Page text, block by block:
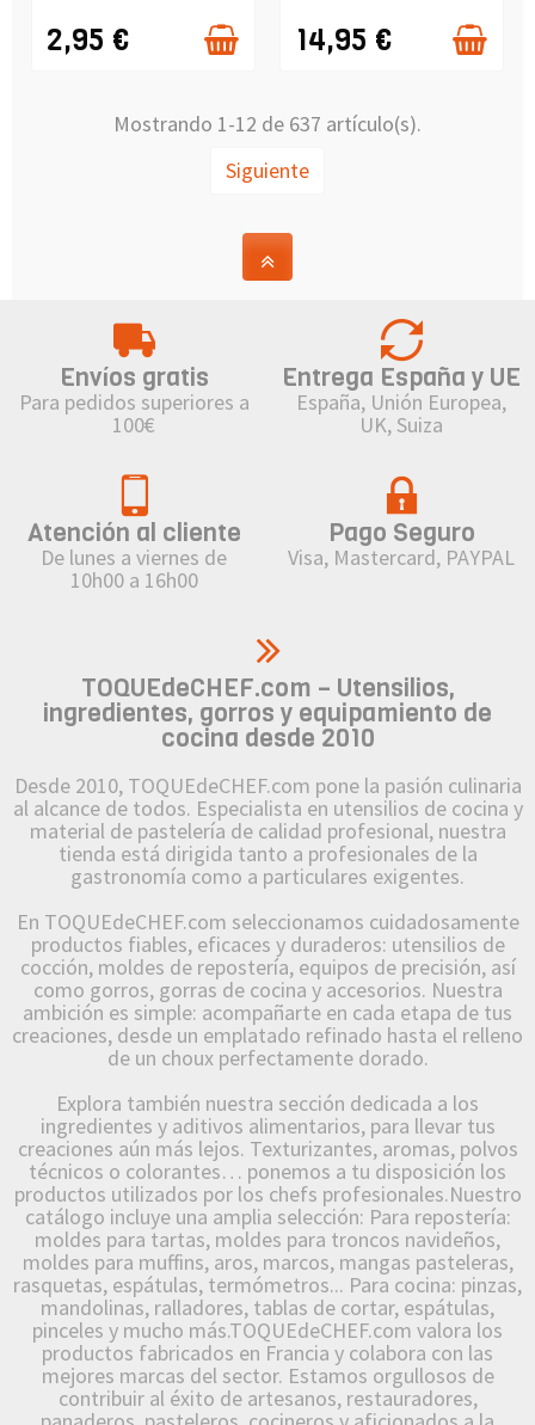
2,95 € 14,95 €
Mostrando 1-12 de 637 artículo(s).
Siguiente
Envíos gratis
Para pedidos superiores a
100€
Entrega España y UE
España, Unión Europea,
UK, Suiza
Atención al cliente
De lunes a viernes de
10h00 a 16h00
Pago Seguro
Visa, Mastercard, PAYPAL
TOQUEdeCHEF.com – Utensilios,
ingredientes, gorros y equipamiento de
cocina desde 2010
Desde 2010, TOQUEdeCHEF.com pone la pasión culinaria
al alcance de todos. Especialista en utensilios de cocina y
material de pastelería de calidad profesional, nuestra
tienda está dirigida tanto a profesionales de la
gastronomía como a particulares exigentes.
En TOQUEdeCHEF.com seleccionamos cuidadosamente
productos fiables, eficaces y duraderos: utensilios de
cocción, moldes de repostería, equipos de precisión, así
como gorros, gorras de cocina y accesorios. Nuestra
ambición es simple: acompañarte en cada etapa de tus
creaciones, desde un emplatado refinado hasta el relleno
de un choux perfectamente dorado.
Explora también nuestra sección dedicada a los
ingredientes y aditivos alimentarios, para llevar tus
creaciones aún más lejos. Texturizantes, aromas, polvos
técnicos o colorantes… ponemos a tu disposición los
productos utilizados por los chefs profesionales.Nuestro
catálogo incluye una amplia selección: Para repostería:
moldes para tartas, moldes para troncos navideños,
moldes para muffins, aros, marcos, mangas pasteleras,
rasquetas, espátulas, termómetros... Para cocina: pinzas,
mandolinas, ralladores, tablas de cortar, espátulas,
pinceles y mucho más.TOQUEdeCHEF.com valora los
productos fabricados en Francia y colabora con las
mejores marcas del sector. Estamos orgullosos de
contribuir al éxito de artesanos, restauradores,